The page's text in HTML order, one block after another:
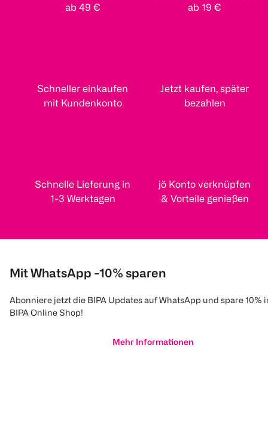
ab 49 €
ab 19 €
Schneller einkaufen
mit Kundenkonto
Jetzt kaufen, später
bezahlen
Schnelle Lieferung in
1-3 Werktagen
jö Konto verknüpfen
& Vorteile genießen
Mit WhatsApp -10% sparen
Abonniere jetzt die BIPA Updates auf WhatsApp und spare 10%
BIPA Online Shop!
Mehr Informationen